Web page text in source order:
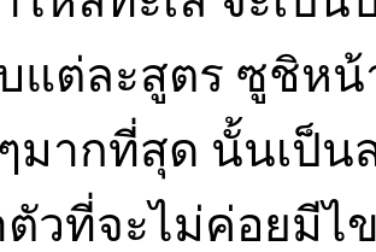
แต่ละสูตร ซูชิห
มากที่สุด นั้นเป็น
ตัวที่จะไม่ค่อยมี